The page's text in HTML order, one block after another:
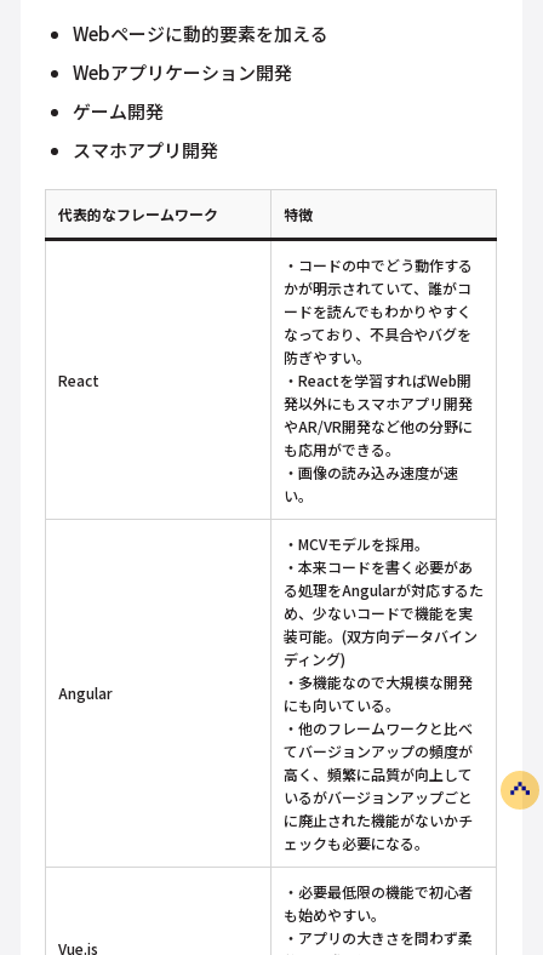
Webページに動的要素を加える
Webアプリケーション開発
ゲーム開発
スマホアプリ開発
代表的なフレームワーク 特徴
React
・コードの中でどう動作する
かが明示されていて、誰がコ
ードを読んでもわかりやすく
なっており、不具合やバグを
防ぎやすい。
・Reactを学習すればWeb開
発以外にもスマホアプリ開発
やAR/VR開発など他の分野に
も応用ができる。
・画像の読み込み速度が速
い。
Angular
・MCVモデルを採用。
・本来コードを書く必要があ
る処理をAngularが対応するた
め、少ないコードで機能を実
装可能。(双方向データバイン
ディング)
・多機能なので大規模な開発
にも向いている。
・他のフレームワークと比べ
てバージョンアップの頻度が
高く、頻繁に品質が向上して
いるがバージョンアップごと
に廃止された機能がないかチ
ェックも必要になる。
Vue.js
・必要最低限の機能で初心者
も始めやすい。
・アプリの大きさを問わず柔